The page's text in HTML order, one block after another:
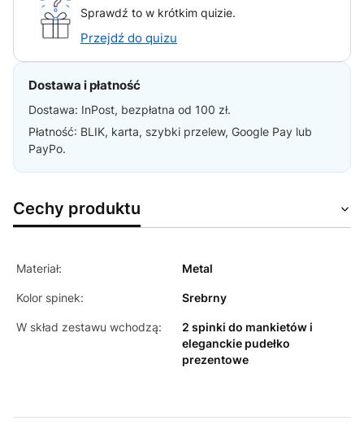
Sprawdź to w krótkim quizie.
Przejdź do quizu
Dostawa i płatność
Dostawa: InPost, bezpłatna od 100 zł.
Płatność: BLIK, karta, szybki przelew, Google Pay lub
PayPo.
Cechy produktu
Materiał: Metal
Kolor spinek: Srebrny
W skład zestawu wchodzą:
2 spinki do mankietów i
eleganckie pudełko
prezentowe